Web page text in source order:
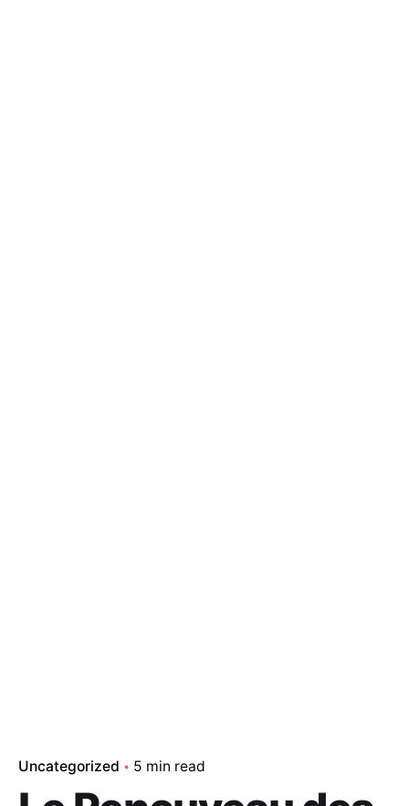
Uncategorized 5 min read